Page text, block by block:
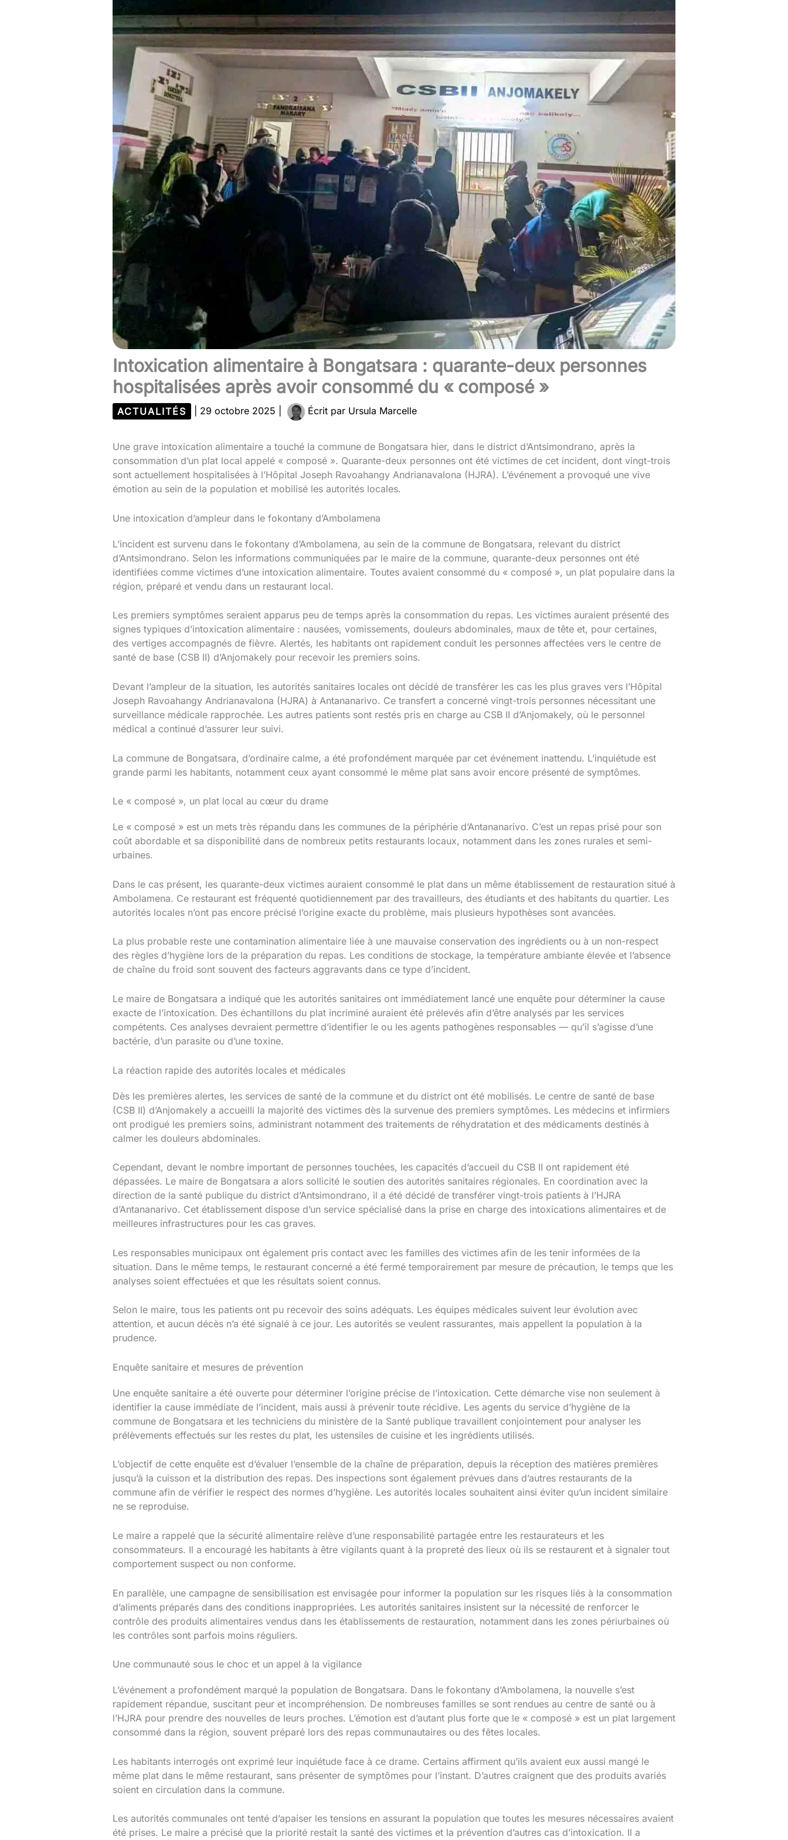
Intoxication alimentaire à Bongatsara : quarante-deux personnes
hospitalisées après avoir consommé du « composé »
ACTUALITÉS 29 octobre 2025 Écrit par Ursula Marcelle
Une grave intoxication alimentaire a touché la commune de Bongatsara hier, dans le district d’Antsimondrano, après la
consommation d’un plat local appelé « composé ». Quarante-deux personnes ont été victimes de cet incident, dont vingt-trois
sont actuellement hospitalisées à l’Hôpital Joseph Ravoahangy Andrianavalona (HJRA). L’événement a provoqué une vive
émotion au sein de la population et mobilisé les autorités locales.
Une intoxication d’ampleur dans le fokontany d’Ambolamena
L’incident est survenu dans le fokontany d’Ambolamena, au sein de la commune de Bongatsara, relevant du district
d’Antsimondrano. Selon les informations communiquées par le maire de la commune, quarante-deux personnes ont été
identifiées comme victimes d’une intoxication alimentaire. Toutes avaient consommé du « composé », un plat populaire dans la
région, préparé et vendu dans un restaurant local.
Les premiers symptômes seraient apparus peu de temps après la consommation du repas. Les victimes auraient présenté des
signes typiques d’intoxication alimentaire : nausées, vomissements, douleurs abdominales, maux de tête et, pour certaines,
des vertiges accompagnés de fièvre. Alertés, les habitants ont rapidement conduit les personnes affectées vers le centre de
santé de base (CSB II) d’Anjomakely pour recevoir les premiers soins.
Devant l’ampleur de la situation, les autorités sanitaires locales ont décidé de transférer les cas les plus graves vers l’Hôpital
Joseph Ravoahangy Andrianavalona (HJRA) à Antananarivo. Ce transfert a concerné vingt-trois personnes nécessitant une
surveillance médicale rapprochée. Les autres patients sont restés pris en charge au CSB II d’Anjomakely, où le personnel
médical a continué d’assurer leur suivi.
La commune de Bongatsara, d’ordinaire calme, a été profondément marquée par cet événement inattendu. L’inquiétude est
grande parmi les habitants, notamment ceux ayant consommé le même plat sans avoir encore présenté de symptômes.
Le « composé », un plat local au cœur du drame
Le « composé » est un mets très répandu dans les communes de la périphérie d’Antananarivo. C’est un repas prisé pour son
coût abordable et sa disponibilité dans de nombreux petits restaurants locaux, notamment dans les zones rurales et semi-
urbaines.
Dans le cas présent, les quarante-deux victimes auraient consommé le plat dans un même établissement de restauration situé à
Ambolamena. Ce restaurant est fréquenté quotidiennement par des travailleurs, des étudiants et des habitants du quartier. Les
autorités locales n’ont pas encore précisé l’origine exacte du problème, mais plusieurs hypothèses sont avancées.
La plus probable reste une contamination alimentaire liée à une mauvaise conservation des ingrédients ou à un non-respect
des règles d’hygiène lors de la préparation du repas. Les conditions de stockage, la température ambiante élevée et l’absence
de chaîne du froid sont souvent des facteurs aggravants dans ce type d’incident.
Le maire de Bongatsara a indiqué que les autorités sanitaires ont immédiatement lancé une enquête pour déterminer la cause
exacte de l’intoxication. Des échantillons du plat incriminé auraient été prélevés afin d’être analysés par les services
compétents. Ces analyses devraient permettre d’identifier le ou les agents pathogènes responsables — qu’il s’agisse d’une
bactérie, d’un parasite ou d’une toxine.
La réaction rapide des autorités locales et médicales
Dès les premières alertes, les services de santé de la commune et du district ont été mobilisés. Le centre de santé de base
(CSB II) d’Anjomakely a accueilli la majorité des victimes dès la survenue des premiers symptômes. Les médecins et infirmiers
ont prodigué les premiers soins, administrant notamment des traitements de réhydratation et des médicaments destinés à
calmer les douleurs abdominales.
Cependant, devant le nombre important de personnes touchées, les capacités d’accueil du CSB II ont rapidement été
dépassées. Le maire de Bongatsara a alors sollicité le soutien des autorités sanitaires régionales. En coordination avec la
direction de la santé publique du district d’Antsimondrano, il a été décidé de transférer vingt-trois patients à l’HJRA
d’Antananarivo. Cet établissement dispose d’un service spécialisé dans la prise en charge des intoxications alimentaires et de
meilleures infrastructures pour les cas graves.
Les responsables municipaux ont également pris contact avec les familles des victimes afin de les tenir informées de la
situation. Dans le même temps, le restaurant concerné a été fermé temporairement par mesure de précaution, le temps que les
analyses soient effectuées et que les résultats soient connus.
Selon le maire, tous les patients ont pu recevoir des soins adéquats. Les équipes médicales suivent leur évolution avec
attention, et aucun décès n’a été signalé à ce jour. Les autorités se veulent rassurantes, mais appellent la population à la
prudence.
Enquête sanitaire et mesures de prévention
Une enquête sanitaire a été ouverte pour déterminer l’origine précise de l’intoxication. Cette démarche vise non seulement à
identifier la cause immédiate de l’incident, mais aussi à prévenir toute récidive. Les agents du service d’hygiène de la
commune de Bongatsara et les techniciens du ministère de la Santé publique travaillent conjointement pour analyser les
prélèvements effectués sur les restes du plat, les ustensiles de cuisine et les ingrédients utilisés.
L’objectif de cette enquête est d’évaluer l’ensemble de la chaîne de préparation, depuis la réception des matières premières
jusqu’à la cuisson et la distribution des repas. Des inspections sont également prévues dans d’autres restaurants de la
commune afin de vérifier le respect des normes d’hygiène. Les autorités locales souhaitent ainsi éviter qu’un incident similaire
ne se reproduise.
Le maire a rappelé que la sécurité alimentaire relève d’une responsabilité partagée entre les restaurateurs et les
consommateurs. Il a encouragé les habitants à être vigilants quant à la propreté des lieux où ils se restaurent et à signaler tout
comportement suspect ou non conforme.
En parallèle, une campagne de sensibilisation est envisagée pour informer la population sur les risques liés à la consommation
d’aliments préparés dans des conditions inappropriées. Les autorités sanitaires insistent sur la nécessité de renforcer le
contrôle des produits alimentaires vendus dans les établissements de restauration, notamment dans les zones périurbaines où
les contrôles sont parfois moins réguliers.
Une communauté sous le choc et un appel à la vigilance
L’événement a profondément marqué la population de Bongatsara. Dans le fokontany d’Ambolamena, la nouvelle s’est
rapidement répandue, suscitant peur et incompréhension. De nombreuses familles se sont rendues au centre de santé ou à
l’HJRA pour prendre des nouvelles de leurs proches. L’émotion est d’autant plus forte que le « composé » est un plat largement
consommé dans la région, souvent préparé lors des repas communautaires ou des fêtes locales.
Les habitants interrogés ont exprimé leur inquiétude face à ce drame. Certains affirment qu’ils avaient eux aussi mangé le
même plat dans le même restaurant, sans présenter de symptômes pour l’instant. D’autres craignent que des produits avariés
soient en circulation dans la commune.
Les autorités communales ont tenté d’apaiser les tensions en assurant la population que toutes les mesures nécessaires avaient
été prises. Le maire a précisé que la priorité restait la santé des victimes et la prévention d’autres cas d’intoxication. Il a